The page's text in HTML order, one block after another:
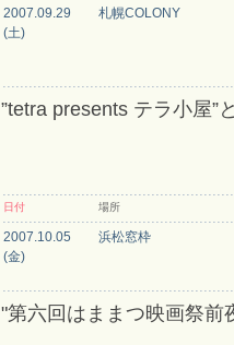
2007.09.29
(土)
札幌COLONY
”tetra presents テラ小屋”
日付 場所
2007.10.05
(金)
浜松窓枠
"第六回はままつ映画祭前